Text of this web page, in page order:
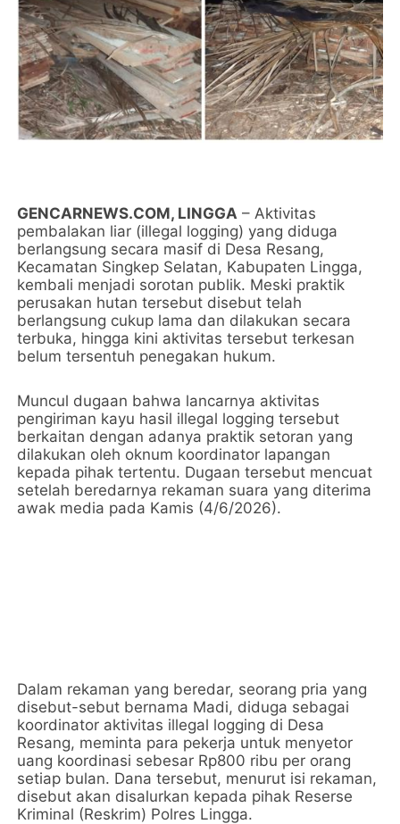
GENCARNEWS.COM, LINGGA – Aktivitas
pembalakan liar (illegal logging) yang diduga
berlangsung secara masif di Desa Resang,
Kecamatan Singkep Selatan, Kabupaten Lingga,
kembali menjadi sorotan publik. Meski praktik
perusakan hutan tersebut disebut telah
berlangsung cukup lama dan dilakukan secara
terbuka, hingga kini aktivitas tersebut terkesan
belum tersentuh penegakan hukum.
Muncul dugaan bahwa lancarnya aktivitas
pengiriman kayu hasil illegal logging tersebut
berkaitan dengan adanya praktik setoran yang
dilakukan oleh oknum koordinator lapangan
kepada pihak tertentu. Dugaan tersebut mencuat
setelah beredarnya rekaman suara yang diterima
awak media pada Kamis (4/6/2026).
Dalam rekaman yang beredar, seorang pria yang
disebut-sebut bernama Madi, diduga sebagai
koordinator aktivitas illegal logging di Desa
Resang, meminta para pekerja untuk menyetor
uang koordinasi sebesar Rp800 ribu per orang
setiap bulan. Dana tersebut, menurut isi rekaman,
disebut akan disalurkan kepada pihak Reserse
Kriminal (Reskrim) Polres Lingga.